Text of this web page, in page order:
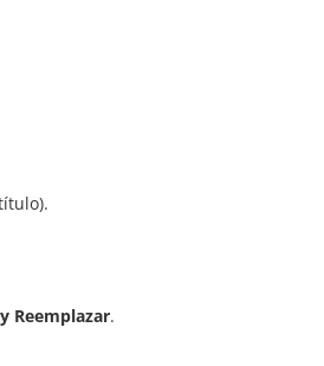
Reemplazar.